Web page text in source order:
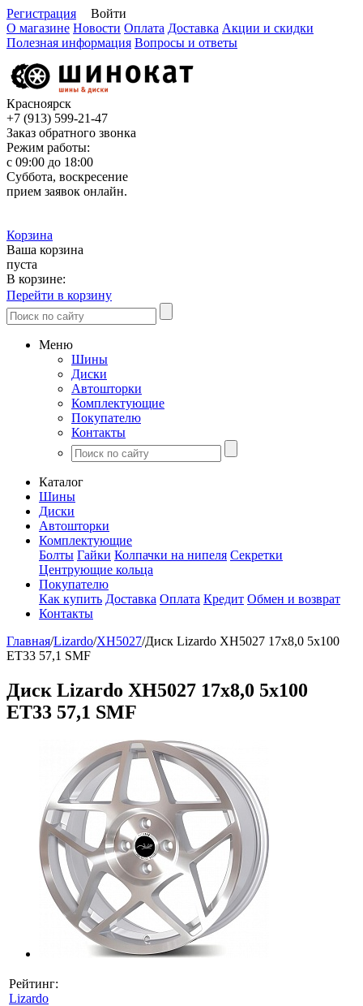
Регистрация
Войти
О магазине Новости Оплата Доставка Акции и скидки
Полезная информация Вопросы и ответы
Красноярск
+7 (913) 599-21-47
Заказ обратного звонка
Режим работы:
с 09:00 до 18:00
Суббота, воскресение
прием заявок онлайн.
Корзина
Ваша корзина
пуста
В корзине:
Перейти в корзину
Меню
Шины
Диски
Автошторки
Комплектующие
Покупателю
Контакты
Каталог
Шины
Диски
Автошторки
Комплектующие
Болты Гайки Колпачки на нипеля Секретки
Центрующие кольца
Покупателю
Как купить Доставка Оплата Кредит Обмен и возврат
Контакты
Главная/Lizardo/XH5027/Диск Lizardo XH5027 17x8,0 5x100
ET33 57,1 SMF
Диск Lizardo XH5027 17x8,0 5x100
ET33 57,1 SMF
Рейтинг:
Lizardo